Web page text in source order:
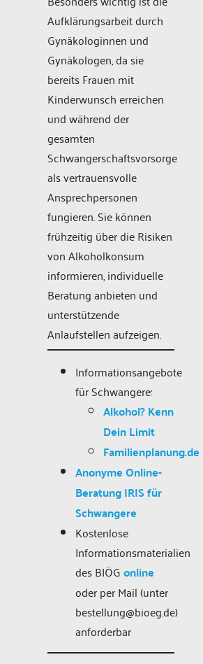
Aufklärungsarbeit durch
Gynäkologinnen und
Gynäkologen, da sie
bereits Frauen mit
Kinderwunsch erreichen
und während der
gesamten
Schwangerschaftsvorsorge
als vertrauensvolle
Ansprechpersonen
fungieren. Sie können
frühzeitig über die Risiken
von Alkoholkonsum
informieren, individuelle
Beratung anbieten und
unterstützende
Anlaufstellen aufzeigen.
Informationsangebote
für Schwangere:
Alkohol? Kenn
Dein Limit
Familienplanung.de
Anonyme Online-
Beratung IRIS für
Schwangere
Kostenlose
Informationsmaterialien
des BIÖGonline
oder per Mail (unter
bestellung@bioeg.de)
anforderbar